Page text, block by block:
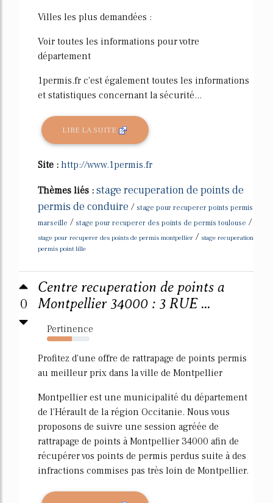
Villes les plus demandées :
Voir toutes les informations pour votre
département
1permis.fr c'est également toutes les informations
et statistiques concernant la sécurité...
LIRE LA SUITE
Site : http://www.1permis.fr
Thèmes liés : stage recuperation de points de
permis de conduire / stage pour recuperer points permis
marseille / stage pour recuperer des points de permis toulouse /
stage pour recuperer des points de permis montpellier / stage recuperation
permis point lille
0
Centre recuperation de points a
Montpellier 34000 : 3 RUE ...
Pertinence
59%
Profitez d'une offre de rattrapage de points permis
au meilleur prix dans la ville de Montpellier
Montpellier est une municipalité du département
de l'Hérault de la région Occitanie. Nous vous
proposons de suivre une session agréée de
rattrapage de points à Montpellier 34000 afin de
récupérer vos points de permis perdus suite à des
infractions commises pas très loin de Montpellier.